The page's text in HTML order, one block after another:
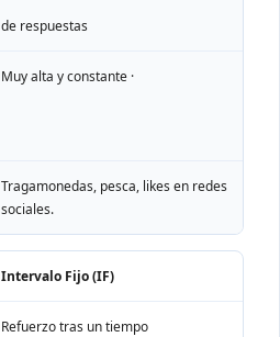
de respuestas
Muy alta y constante ·
Tragamonedas, pesca, likes en redes
sociales.
Intervalo Fijo (IF)
Refuerzo tras un tiempo